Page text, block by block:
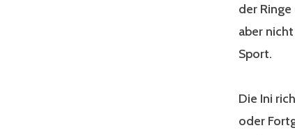
der
aber
Sport.
Die Ini
oder